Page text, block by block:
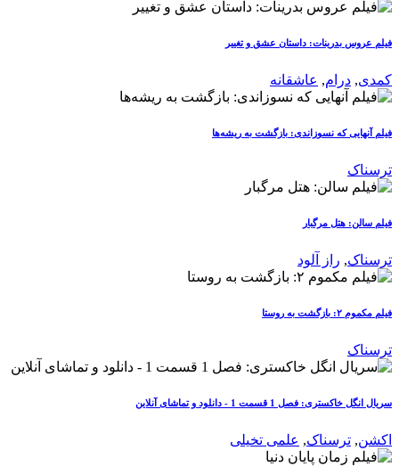
فیلم عروس بدرینات: داستان عشق و تغییر
کمدی, درام, عاشقانه
فیلم آنهایی که نسوزاندی: بازگشت به ریشه‌ها
ترسناک
فیلم سالن: هتل مرگبار
ترسناک, راز آلود
فیلم مکموم ۲: بازگشت به روستا
ترسناک
سریال انگل خاکستری: فصل 1 قسمت 1 - دانلود و تماشای آنلاین
اکشن, ترسناک, علمی تخیلی